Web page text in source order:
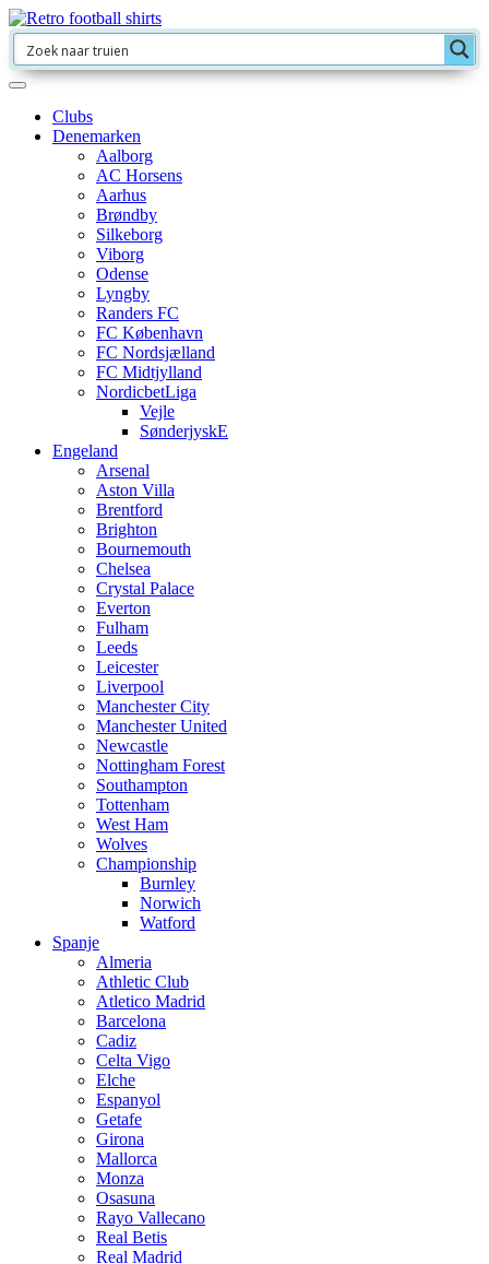
Clubs
Denemarken
Aalborg
AC Horsens
Aarhus
Brøndby
Silkeborg
Viborg
Odense
Lyngby
Randers FC
FC København
FC Nordsjælland
FC Midtjylland
NordicbetLiga
Vejle
SønderjyskE
Engeland
Arsenal
Aston Villa
Brentford
Brighton
Bournemouth
Chelsea
Crystal Palace
Everton
Fulham
Leeds
Leicester
Liverpool
Manchester City
Manchester United
Newcastle
Nottingham Forest
Southampton
Tottenham
West Ham
Wolves
Championship
Burnley
Norwich
Watford
Spanje
Almeria
Athletic Club
Atletico Madrid
Barcelona
Cadiz
Celta Vigo
Elche
Espanyol
Getafe
Girona
Mallorca
Monza
Osasuna
Rayo Vallecano
Real Betis
Real Madrid